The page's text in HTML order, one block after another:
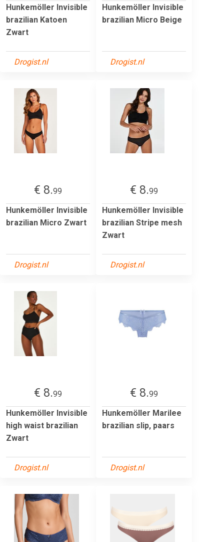
Hunkemöller Invisible
brazilian Katoen
Zwart
Drogist.nl
Hunkemöller Invisible
brazilian Micro Beige
Drogist.nl
€ 8.99
Hunkemöller Invisible
brazilian Micro Zwart
Drogist.nl
€ 8.99
Hunkemöller Invisible
brazilian Stripe mesh
Zwart
Drogist.nl
€ 8.99
Hunkemöller Invisible
high waist brazilian
Zwart
Drogist.nl
€ 8.99
Hunkemöller Marilee
brazilian slip, paars
Drogist.nl